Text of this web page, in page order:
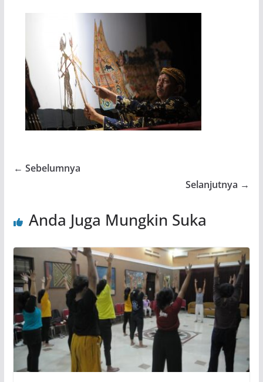
← Sebelumnya
Selanjutnya →
Anda Juga Mungkin Suka